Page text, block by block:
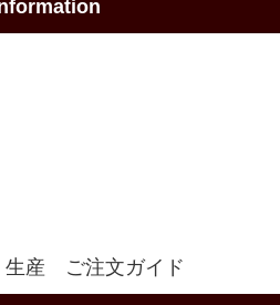
生産 ご注文ガイド